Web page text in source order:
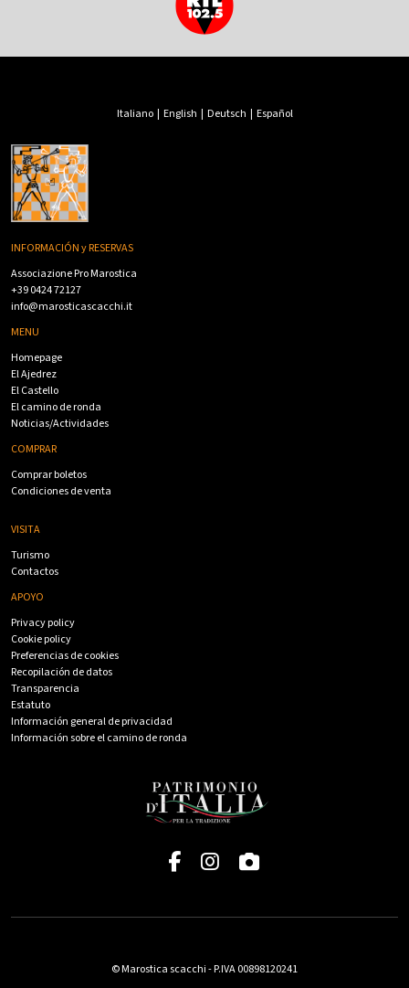
Italiano| English | Deutsch | Español
INFORMACIÓN y RESERVAS
Associazione Pro Marostica
+39 0424 72127
info@marosticascacchi.it
MENU
Homepage
El Ajedrez
El Castello
El camino de ronda
Noticias/Actividades
COMPRAR
Comprar boletos
Condiciones de venta
VISITA
Turismo
Contactos
APOYO
Privacy policy
Cookie policy
Preferencias de cookies
Recopilación de datos
Transparencia
Estatuto
Información general de privacidad
Información sobre el camino de ronda
© Marostica scacchi - P.IVA 00898120241